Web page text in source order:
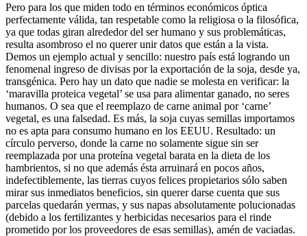
Pero para los que miden todo en términos económicos óptica
perfectamente válida, tan respetable como la religiosa o la filosófica,
ya que todas giran alrededor del ser humano y sus problemáticas,
resulta asombroso el no querer unir datos que están a la vista.
Demos un ejemplo actual y sencillo: nuestro país está logrando un
fenomenal ingreso de divisas por la exportación de la soja, desde ya,
transgénica. Pero hay un dato que nadie se molesta en verificar: la
‘maravilla proteica vegetal’ se usa para alimentar ganado, no seres
humanos. O sea que el reemplazo de carne animal por ‘carne’
vegetal, es una falsedad. Es más, la soja cuyas semillas importamos
no es apta para consumo humano en los EEUU. Resultado: un
círculo perverso, donde la carne no solamente sigue sin ser
reemplazada por una proteína vegetal barata en la dieta de los
hambrientos, si no que además ésta arruinará en pocos años,
indefectiblemente, las tierras cuyos felices propietarios sólo saben
mirar sus inmediatos beneficios, sin querer darse cuenta que sus
parcelas quedarán yermas, y sus napas absolutamente polucionadas
(debido a los fertilizantes y herbicidas necesarios para el rinde
prometido por los proveedores de esas semillas), amén de vaciadas.